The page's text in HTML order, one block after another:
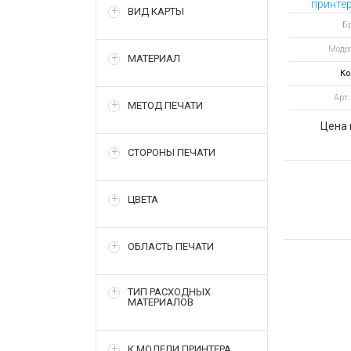
ВИД КАРТЫ
МАТЕРИАЛ
МЕТОД ПЕЧАТИ
СТОРОНЫ ПЕЧАТИ
ЦВЕТА
ОБЛАСТЬ ПЕЧАТИ
ТИП РАСХОДНЫХ
МАТЕРИАЛОВ
Цена